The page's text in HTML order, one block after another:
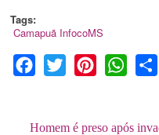
Tags:
Camapuã InfocoMS
Facebook
Twitter Pinterest
Homem é preso após